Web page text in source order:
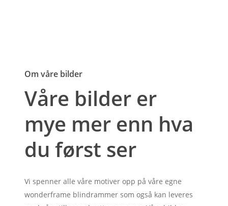
Om våre bilder
Våre bilder er
mye mer enn hva
du først ser
Vi spenner alle våre motiver opp på våre egne
wonderframe blindrammer som også kan leveres